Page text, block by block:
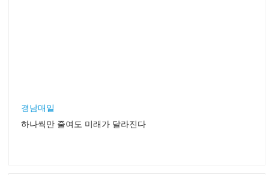
경남매일
하나씩만 줄여도 미래가 달라진다